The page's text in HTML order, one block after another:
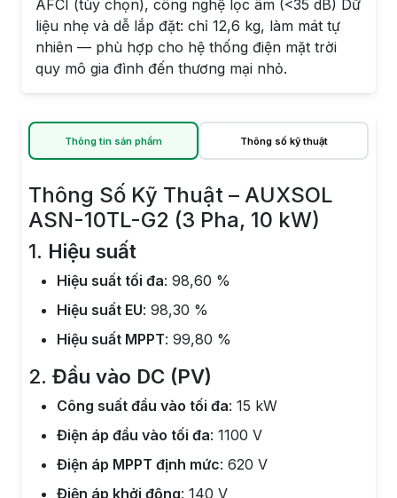
AFCI (tùy chọn), công nghệ lọc âm (<35 dB) Dữ
liệu nhẹ và dễ lắp đặt: chỉ 12,6 kg, làm mát tự
nhiên — phù hợp cho hệ thống điện mặt trời
quy mô gia đình đến thương mại nhỏ.
Thông tin sản phẩm Thông số kỹ thuật
Thông Số Kỹ Thuật – AUXSOL
ASN-10TL-G2 (3 Pha, 10 kW)
1. Hiệu suất
Hiệu suất tối đa: 98,60 %
Hiệu suất EU: 98,30 %
Hiệu suất MPPT: 99,80 %
2. Đầu vào DC (PV)
Công suất đầu vào tối đa: 15 kW
Điện áp đầu vào tối đa: 1100 V
Điện áp MPPT định mức: 620 V
Điện áp khởi động: 140 V